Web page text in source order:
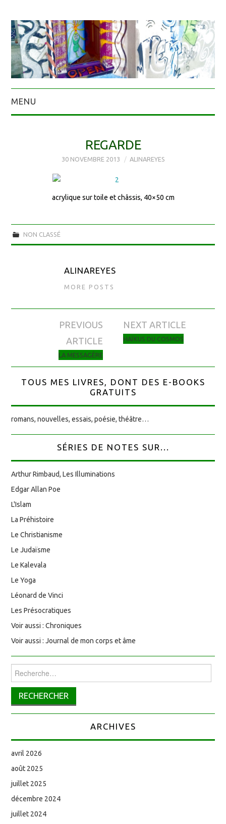
MENU
REGARDE
30 NOVEMBRE 2013 ALINAREYES
acrylique sur toile et châssis, 40×50 cm
NON CLASSÉ
ALINAREYES
MORE POSTS
Navigation des articles
PREVIOUS
ARTICLE
LA MESSAGÈRE
NEXT ARTICLE
HAÏKUS DU COSMOS
TOUS MES LIVRES, DONT DES E-BOOKS
GRATUITS
romans, nouvelles, essais, poésie, théâtre…
SÉRIES DE NOTES SUR...
Arthur Rimbaud, Les Illuminations
Edgar Allan Poe
L'Islam
La Préhistoire
Le Christianisme
Le Judaïsme
Le Kalevala
Le Yoga
Léonard de Vinci
Les Présocratiques
Voir aussi : Chroniques
Voir aussi : Journal de mon corps et âme
Rechercher :
ARCHIVES
avril 2026
août 2025
juillet 2025
décembre 2024
juillet 2024